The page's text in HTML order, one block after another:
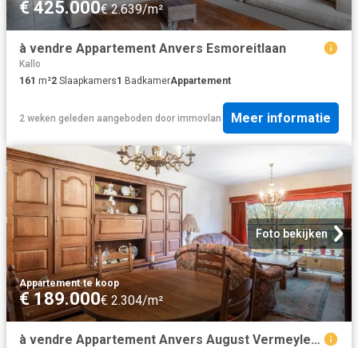
€ 425.000€ 2.639/m²
à vendre Appartement Anvers Esmoreitlaan
Kallo
161 m²2 Slaapkamers1 BadkamerAppartement
2 weken geleden aangeboden door immovlan Meer informatie
Foto bekijken
Appartement·te koop
€ 189.000€ 2.304/m²
à vendre Appartement Anvers August Vermeylenlaan